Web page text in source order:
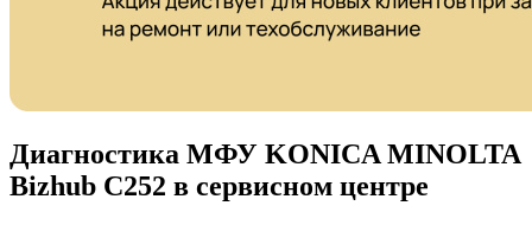
Диагностика МФУ KONICA MINOLTA
Bizhub C252 в сервисном центре